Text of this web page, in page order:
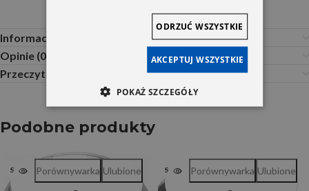
Informacje dodatkowe
Opinie (0)
Przeczytaj Przed Zakupem
Podobne produkty
SOLD OUTPorównywarka Ulubione SOLD OUTPorównywarka Ulubione
AKCEPTUJ WSZYSTKIE
ODRZUĆ WSZYSTKIE
POKAŻ SZCZEGÓŁY